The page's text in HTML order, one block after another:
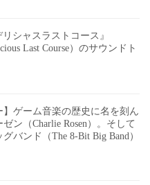
シャスラストコース』
Last Course）のサウンドト
】ゲーム音楽の歴史に名を刻ん
ン（Charlie Rosen）。そして
バンド（The 8-Bit Big Band）